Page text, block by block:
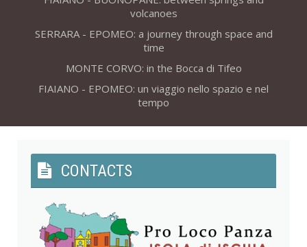
volcanoes
SERRARA - EPOMEO: a journey through space and
time
MONTE CORVO: in the Bocca di Tifeo
FIAIANO - EPOMEO: un viaggio nello spazio e nel
tempo
CONTACTS